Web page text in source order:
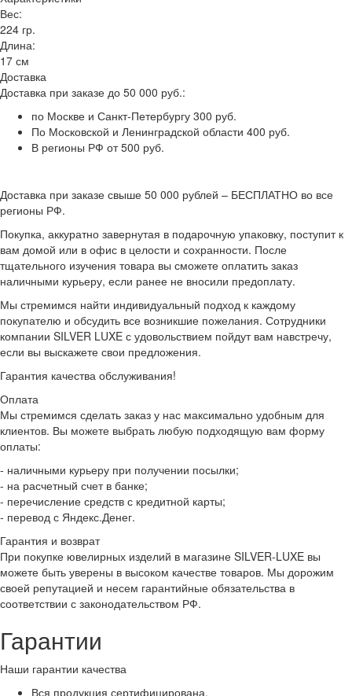
Вес:
224 гр.
Длина:
17 см
Доставка
Доставка при заказе до 50 000 руб.:
по Москве и Санкт-Петербургу 300 руб.
По Московской и Ленинградской области 400 руб.
В регионы РФ от 500 руб.
Доставка при заказе свыше 50 000 рублей – БЕСПЛАТНО во все
регионы РФ.
Покупка, аккуратно завернутая в подарочную упаковку, поступит к
вам домой или в офис в целости и сохранности. После
тщательного изучения товара вы сможете оплатить заказ
наличными курьеру, если ранее не вносили предоплату.
Мы стремимся найти индивидуальный подход к каждому
покупателю и обсудить все возникшие пожелания. Сотрудники
компании SILVER LUXE с удовольствием пойдут вам навстречу,
если вы выскажете свои предложения.
Гарантия качества обслуживания!
Оплата
Мы стремимся сделать заказ у нас максимально удобным для
клиентов. Вы можете выбрать любую подходящую вам форму
оплаты:
- наличными курьеру при получении посылки;
- на расчетный счет в банке;
- перечисление средств с кредитной карты;
- перевод с Яндекс.Денег.
Гарантия и возврат
При покупке ювелирных изделий в магазине SILVER-LUXE вы
можете быть уверены в высоком качестве товаров. Мы дорожим
своей репутацией и несем гарантийные обязательства в
соответствии с законодательством РФ.
Гарантии
Наши гарантии качества
Вся продукция сертифицирована.